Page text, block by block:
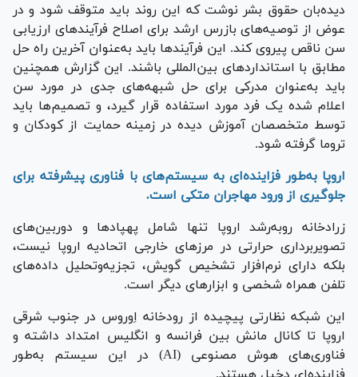
دیده‌بان حقوق بشر نوشت که این روند باید متوقف شود و در
عوض از توصیه‌های بازرس ارشد برای اصلاح فرآیند‌های ارزیابی
سن ناقص پیروی کند. این فرآیند‌ها باید به‌عنوان آخرین راه حل
مطابق با استاندارد‌های بین‌المللی باشند. این گزارش همچنین
باید به‌عنوان مدرکی برای حل شبهه‌های جدی در مورد سن
اعلام شده یک فرد مورد استفاده قرار گیرد، و تصمیم‌ها باید
توسط متخصصان آموزش دیده در زمینه حمایت از کودکان و
تروما گرفته شود.
اروپا به‌طور فزاینده‌ای به سیستم‌های با فناوری پیشرفته برای
جلوگیری از ورود مهاجران متکی است.
زرادخانه روبه‌رشد اروپا تنها شامل پهپاد‌ها و دوربین‌های
تصویربرداری حرارتی در مرز‌های خارجی اتحادیه اروپا نیست،
بلکه دارای نرم‌افزار تشخیص گویش، تجزیه‌وتحلیل داده‌های
تلفن همراه شخصی و ابزار‌های دیگر است.
این شبکه نظارتی پیچیده از رودخانه اِوروس در جنوب شرقی
اروپا تا کانال مانش بین فرانسه و انگلیس امتداد داشته و
فناوری‌های هوش مصنوعی (AI) در این سیستم به‌طور